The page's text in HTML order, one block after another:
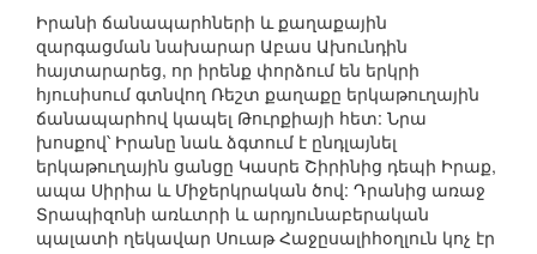
Իրանի ճանապարհների և քաղաքային
զարգացման նախարար Աբաս Ախունդին
հայտարարեց, որ իրենք փորձում են երկրի
հյուսիսում գտնվող Ռեշտ քաղաքը երկաթուղային
ճանապարհով կապել Թուրքիայի հետ: Նրա
խոսքով՝ Իրանը նաև ձգտում է ընդլայնել
երկաթուղային ցանցը Կասրե Շիրինից դեպի Իրաք,
ապա Սիրիա և Միջերկրական ծով: Դրանից առաջ
Տրապիզոնի առևտրի և արդյունաբերական
պալատի ղեկավար Սուաթ Հաջըսալիհօղլուն կոչ էր